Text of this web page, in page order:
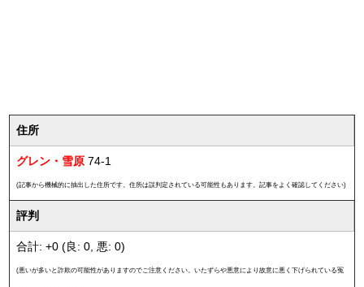
住所
グレン・雪原 74-1
(記事から機械的に抽出した住所です。住所は誤判定されている可能性もあります。記事をよく確認してください)
評判
合計: +0 (良: 0, 悪: 0)
(悪いが多いと詐欺の可能性がありますのでご注意ください。いたずらや悪意により故意に悪く下げられている冤